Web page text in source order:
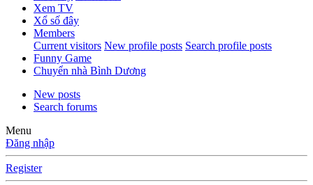
Xem TV
Xổ số đây
Members
Current visitors New profile posts Search profile posts
Funny Game
Chuyển nhà Bình Dương
New posts
Search forums
Menu
Đăng nhập
Register